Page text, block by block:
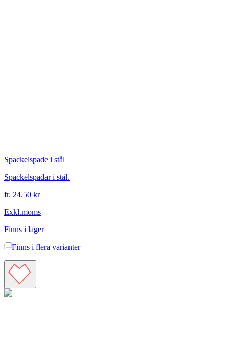
Spackelspade i stål
Spackelspadar i stål.
fr. 24.50 kr
Exkl.moms
Finns i lager
Finns i flera varianter